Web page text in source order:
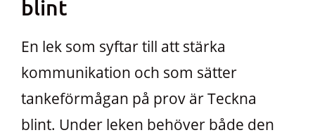
blint
En lek som syftar till att stärka
kommunikation och som sätter
tankeförmågan på prov är Teckna
blint. Under leken behöver både den